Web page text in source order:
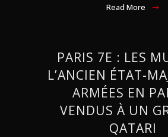
Read More
PARIS 7E : LES
L’ANCIEN ÉTAT-
ARMÉES EN
VENDUS À UN
QATARI